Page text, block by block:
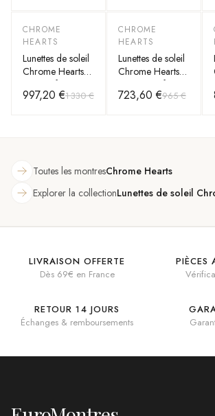
-25 %
CHROME
HEARTS
Lunettes de soleil
Chrome Hearts
Ripping forme
aviator en métal
997,20 €1 330 €
-25 %
CHROME
HEARTS
Lunettes de soleil
Chrome Hearts
CBEATH II forme
carée en métal
723,60 €965 €
Toutes les montresChrome Hearts
Explorer la collectionLunettes de soleil
LIVRAISON OFFERTE
Dès 69€ en France
PIÈCES
RETOUR 14 JOURS
Échanges & remboursements